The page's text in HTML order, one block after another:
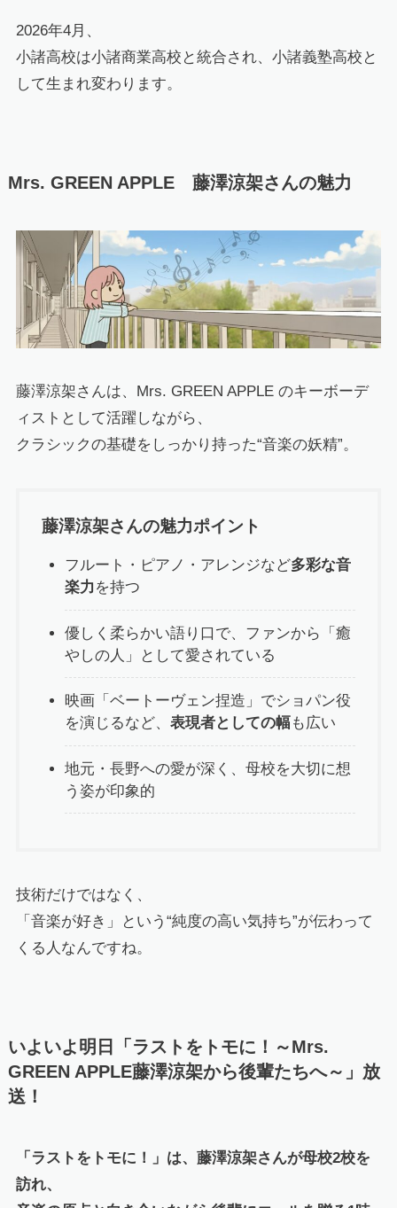
2026年4月、
小諸高校は小諸商業高校と統合され、小諸義塾高校と
して生まれ変わります。
Mrs. GREEN APPLE 藤澤涼架さんの魅力
藤澤涼架さんは、Mrs. GREEN APPLE のキーボーデ
ィストとして活躍しながら、
クラシックの基礎をしっかり持った“音楽の妖精”。
藤澤涼架さんの魅力ポイント
フルート・ピアノ・アレンジなど多彩な音
楽力 を持つ
優しく柔らかい語り口で、ファンから「癒
やしの人」として愛されている
映画「ベートーヴェン捏造」でショパン役
を演じるなど、 表現者としての幅 も広い
地元・長野への愛が深く、母校を大切に想
う姿が印象的
技術だけではなく、
「音楽が好き」という“純度の高い気持ち”が伝わって
くる人なんですね。
いよいよ明日「ラストをトモに！～Mrs.
GREEN APPLE藤澤涼架から後輩たちへ～」放
送！
「ラストをトモに！」は、藤澤涼架さんが母校2校を
訪れ、